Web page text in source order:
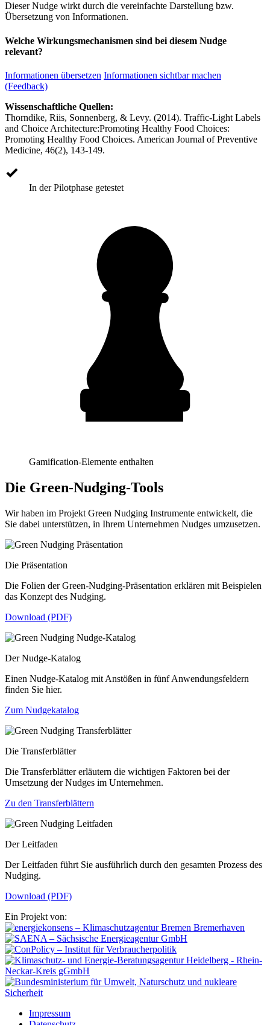
Dieser Nudge wirkt durch die vereinfachte Darstellung bzw.
Übersetzung von Informationen.
Welche Wirkungsmechanismen sind bei diesem Nudge
relevant?
Informationen übersetzen Informationen sichtbar machen
(Feedback)
Wissenschaftliche Quellen:
Thorndike, Riis, Sonnenberg, & Levy. (2014). Traffic-Light Labels
and Choice Architecture:Promoting Healthy Food Choices:
Promoting Healthy Food Choices. American Journal of Preventive
Medicine, 46(2), 143-149.
In der Pilotphase getestet
Gamification-Elemente enthalten
Die Green-Nudging-Tools
Wir haben im Projekt Green Nudging Instrumente entwickelt, die
Sie dabei unterstützen, in Ihrem Unternehmen Nudges umzusetzen.
Die Präsentation
Die Folien der Green-Nudging-Präsentation erklären mit Beispielen
das Konzept des Nudging.
Download (PDF)
Der Nudge-Katalog
Einen Nudge-Katalog mit Anstößen in fünf Anwendungsfeldern
finden Sie hier.
Zum Nudgekatalog
Die Transferblätter
Die Transferblätter erläutern die wichtigen Faktoren bei der
Umsetzung der Nudges im Unternehmen.
Zu den Transferblättern
Der Leitfaden
Der Leitfaden führt Sie ausführlich durch den gesamten Prozess des
Nudging.
Download (PDF)
Ein Projekt von:
Impressum